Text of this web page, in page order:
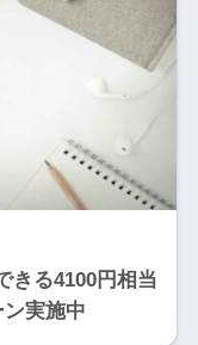
きる4100円相当
実施中